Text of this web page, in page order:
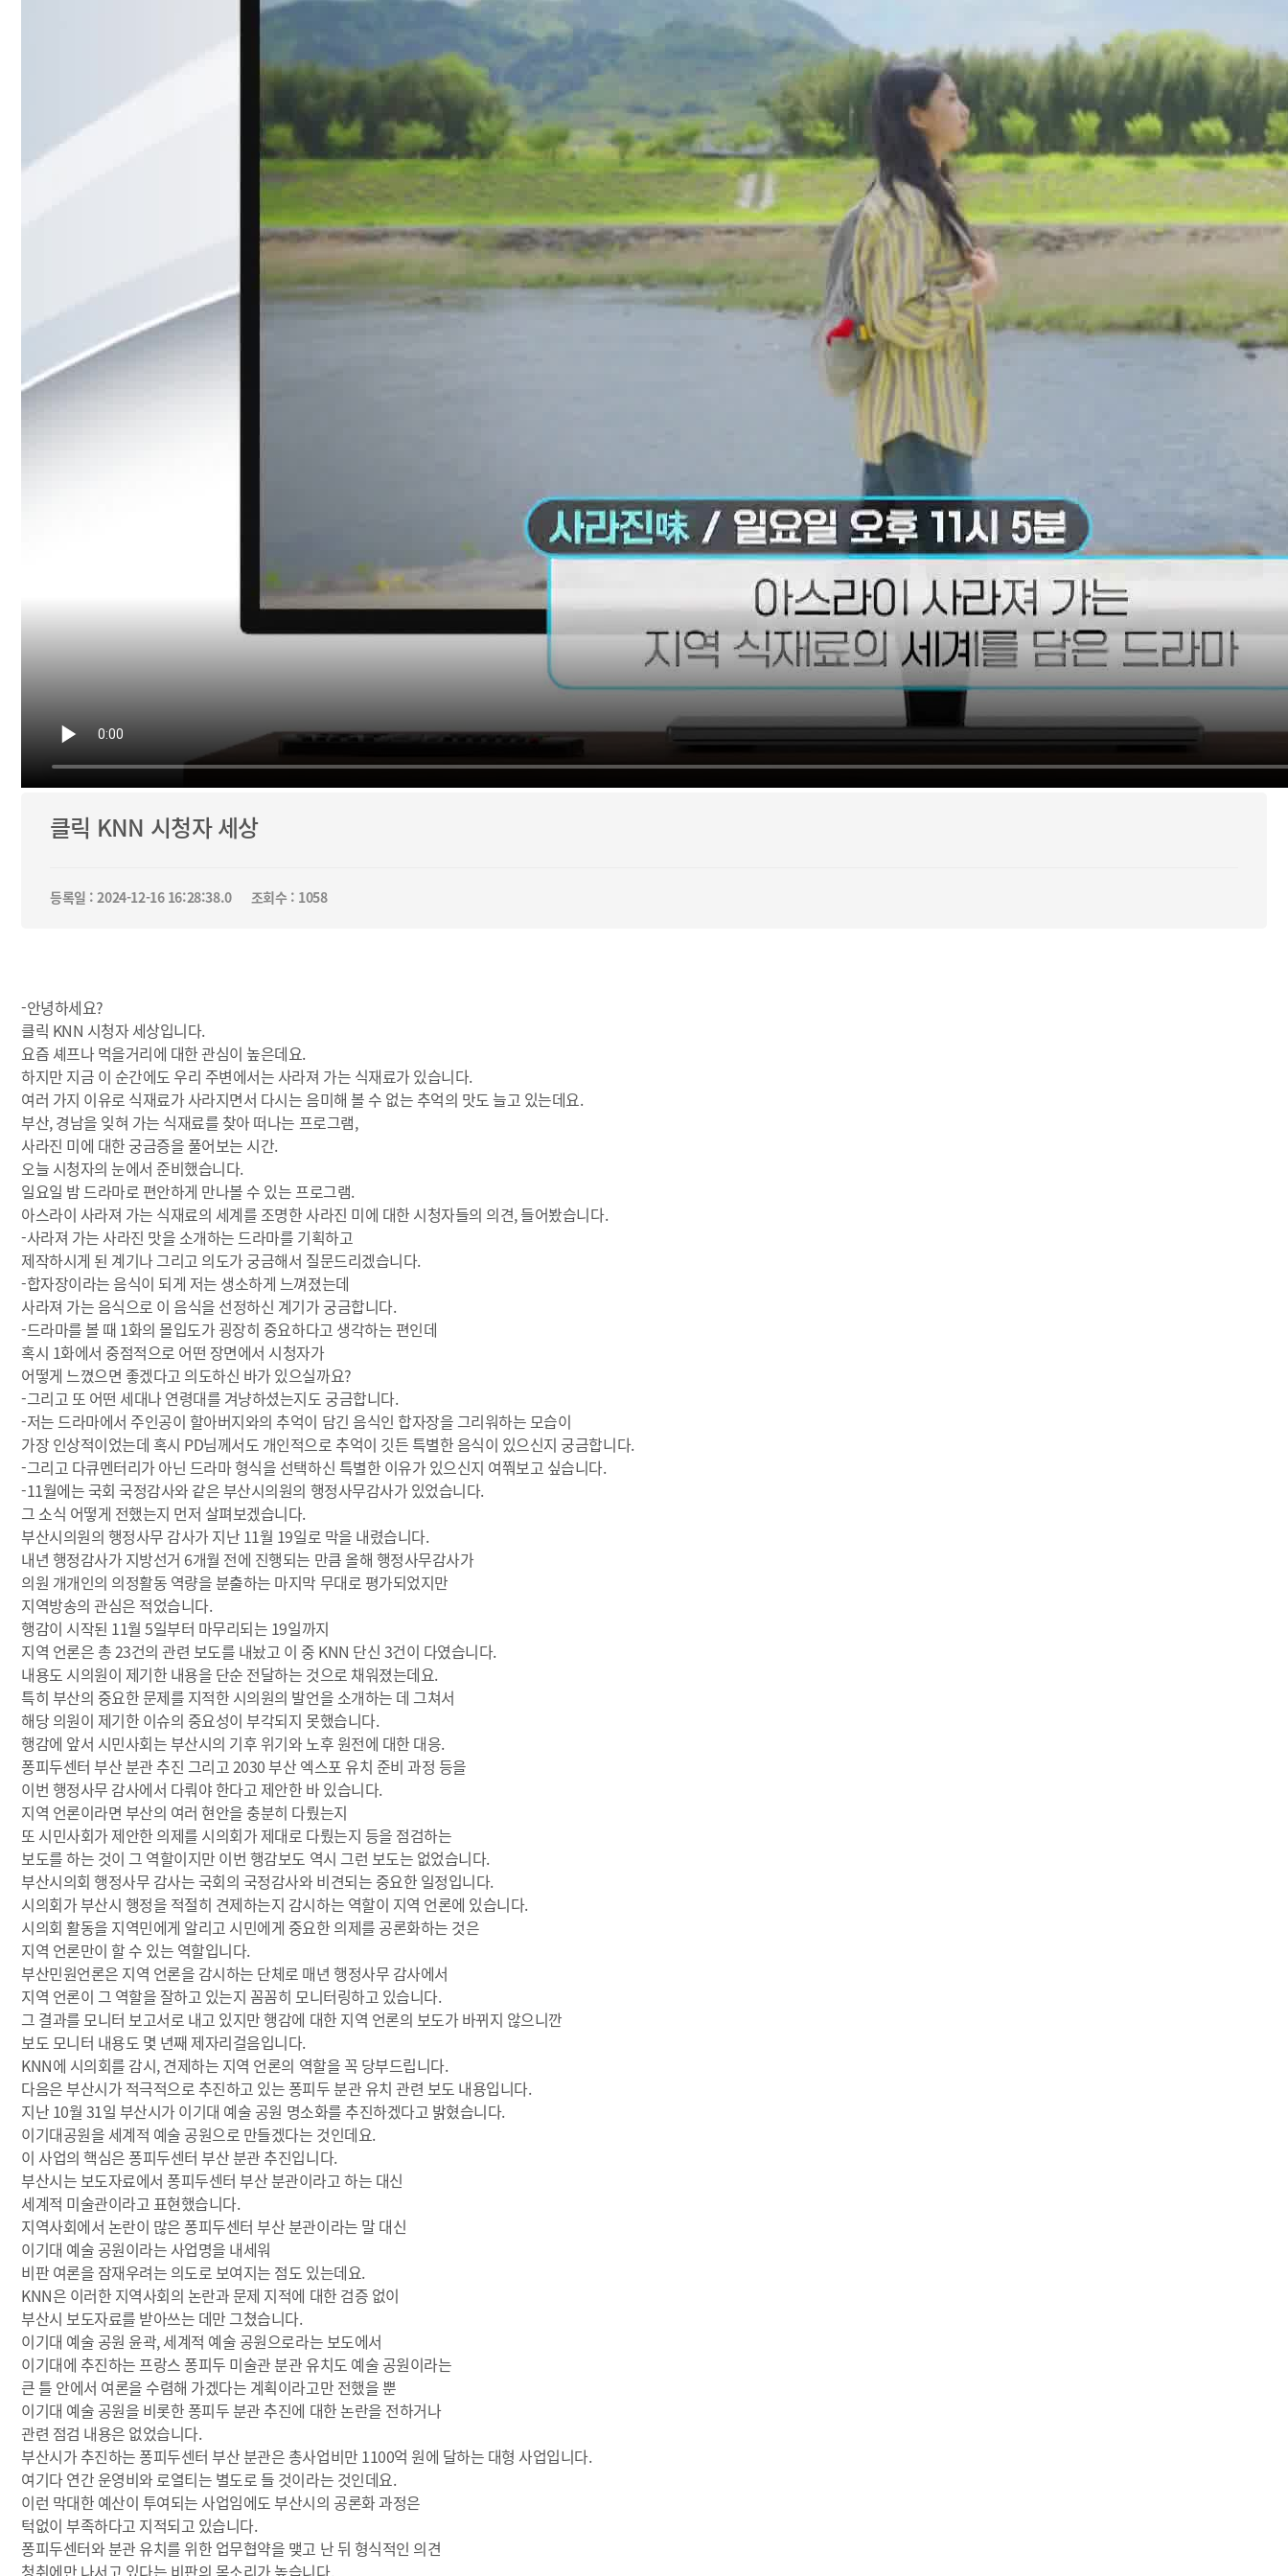
클릭 KNN 시청자 세상
등록일 : 2024-12-16 16:28:38.0 조회수 : 1058
-안녕하세요?
클릭 KNN 시청자 세상입니다.
요즘 셰프나 먹을거리에 대한 관심이 높은데요.
하지만 지금 이 순간에도 우리 주변에서는 사라져 가는 식재료가 있습니다.
여러 가지 이유로 식재료가 사라지면서 다시는 음미해 볼 수 없는 추억의 맛도 늘고 있는데요.
부산, 경남을 잊혀 가는 식재료를 찾아 떠나는 프로그램,
사라진 미에 대한 궁금증을 풀어보는 시간.
오늘 시청자의 눈에서 준비했습니다.
일요일 밤 드라마로 편안하게 만나볼 수 있는 프로그램.
아스라이 사라져 가는 식재료의 세계를 조명한 사라진 미에 대한 시청자들의 의견, 들어봤습니다.
-사라져 가는 사라진 맛을 소개하는 드라마를 기획하고
제작하시게 된 계기나 그리고 의도가 궁금해서 질문드리겠습니다.
-합자장이라는 음식이 되게 저는 생소하게 느껴졌는데
사라져 가는 음식으로 이 음식을 선정하신 계기가 궁금합니다.
-드라마를 볼 때 1화의 몰입도가 굉장히 중요하다고 생각하는 편인데
혹시 1화에서 중점적으로 어떤 장면에서 시청자가
어떻게 느꼈으면 좋겠다고 의도하신 바가 있으실까요?
-그리고 또 어떤 세대나 연령대를 겨냥하셨는지도 궁금합니다.
-저는 드라마에서 주인공이 할아버지와의 추억이 담긴 음식인 합자장을 그리워하는 모습이
가장 인상적이었는데 혹시 PD님께서도 개인적으로 추억이 깃든 특별한 음식이 있으신지 궁금합니다.
-그리고 다큐멘터리가 아닌 드라마 형식을 선택하신 특별한 이유가 있으신지 여쭤보고 싶습니다.
-11월에는 국회 국정감사와 같은 부산시의원의 행정사무감사가 있었습니다.
그 소식 어떻게 전했는지 먼저 살펴보겠습니다.
부산시의원의 행정사무 감사가 지난 11월 19일로 막을 내렸습니다.
내년 행정감사가 지방선거 6개월 전에 진행되는 만큼 올해 행정사무감사가
의원 개개인의 의정활동 역량을 분출하는 마지막 무대로 평가되었지만
지역방송의 관심은 적었습니다.
행감이 시작된 11월 5일부터 마무리되는 19일까지
지역 언론은 총 23건의 관련 보도를 내놨고 이 중 KNN 단신 3건이 다였습니다.
내용도 시의원이 제기한 내용을 단순 전달하는 것으로 채워졌는데요.
특히 부산의 중요한 문제를 지적한 시의원의 발언을 소개하는 데 그쳐서
해당 의원이 제기한 이슈의 중요성이 부각되지 못했습니다.
행감에 앞서 시민사회는 부산시의 기후 위기와 노후 원전에 대한 대응.
퐁피두센터 부산 분관 추진 그리고 2030 부산 엑스포 유치 준비 과정 등을
이번 행정사무 감사에서 다뤄야 한다고 제안한 바 있습니다.
지역 언론이라면 부산의 여러 현안을 충분히 다뤘는지
또 시민사회가 제안한 의제를 시의회가 제대로 다뤘는지 등을 점검하는
보도를 하는 것이 그 역할이지만 이번 행감보도 역시 그런 보도는 없었습니다.
부산시의회 행정사무 감사는 국회의 국정감사와 비견되는 중요한 일정입니다.
시의회가 부산시 행정을 적절히 견제하는지 감시하는 역할이 지역 언론에 있습니다.
시의회 활동을 지역민에게 알리고 시민에게 중요한 의제를 공론화하는 것은
지역 언론만이 할 수 있는 역할입니다.
부산민원언론은 지역 언론을 감시하는 단체로 매년 행정사무 감사에서
지역 언론이 그 역할을 잘하고 있는지 꼼꼼히 모니터링하고 있습니다.
그 결과를 모니터 보고서로 내고 있지만 행감에 대한 지역 언론의 보도가 바뀌지 않으니깐
보도 모니터 내용도 몇 년째 제자리걸음입니다.
KNN에 시의회를 감시, 견제하는 지역 언론의 역할을 꼭 당부드립니다.
다음은 부산시가 적극적으로 추진하고 있는 퐁피두 분관 유치 관련 보도 내용입니다.
지난 10월 31일 부산시가 이기대 예술 공원 명소화를 추진하겠다고 밝혔습니다.
이기대공원을 세계적 예술 공원으로 만들겠다는 것인데요.
이 사업의 핵심은 퐁피두센터 부산 분관 추진입니다.
부산시는 보도자료에서 퐁피두센터 부산 분관이라고 하는 대신
세계적 미술관이라고 표현했습니다.
지역사회에서 논란이 많은 퐁피두센터 부산 분관이라는 말 대신
이기대 예술 공원이라는 사업명을 내세워
비판 여론을 잠재우려는 의도로 보여지는 점도 있는데요.
KNN은 이러한 지역사회의 논란과 문제 지적에 대한 검증 없이
부산시 보도자료를 받아쓰는 데만 그쳤습니다.
이기대 예술 공원 윤곽, 세계적 예술 공원으로라는 보도에서
이기대에 추진하는 프랑스 퐁피두 미술관 분관 유치도 예술 공원이라는
큰 틀 안에서 여론을 수렴해 가겠다는 계획이라고만 전했을 뿐
이기대 예술 공원을 비롯한 퐁피두 분관 추진에 대한 논란을 전하거나
관련 점검 내용은 없었습니다.
부산시가 추진하는 퐁피두센터 부산 분관은 총사업비만 1100억 원에 달하는 대형 사업입니다.
여기다 연간 운영비와 로열티는 별도로 들 것이라는 것인데요.
이런 막대한 예산이 투여되는 사업임에도 부산시의 공론화 과정은
턱없이 부족하다고 지적되고 있습니다.
퐁피두센터와 분관 유치를 위한 업무협약을 맺고 난 뒤 형식적인 의견
청취에만 나서고 있다는 비판의 목소리가 높습니다.